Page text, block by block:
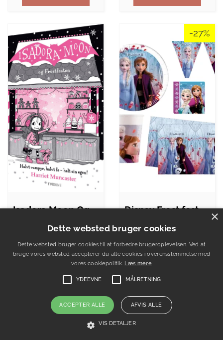
Isadora Moon Og Frostfesten - Harriet…
-27%
Disney Frost fest-pakke
179.95 DKK.
DKK.
Gå til shop
Dette websted bruger cookies
Dette websted bruger cookies til at forbedre brugeroplevelsen. Ved at
bruge vores websted accepterer du alle cookies i overensstemmelse med
vores cookiepolitik. Læs mere
YDEEVNE MÅLRETNING
ACCEPTER ALLE AFVIS ALLE
VIS DETALJER
×